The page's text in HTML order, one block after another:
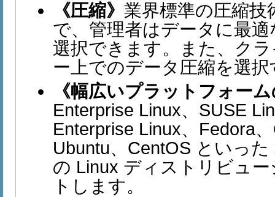
《圧縮》 業界標準の圧縮
で、管理者はデータに最
選択できます。また、ク
ー上でのデータ圧縮を選
《幅広いプラットフォー
Enterprise Linux、SUSE
Enterprise Linux、Fedora
Ubuntu、CentOS といっ
の Linux ディストリビュ
トします。